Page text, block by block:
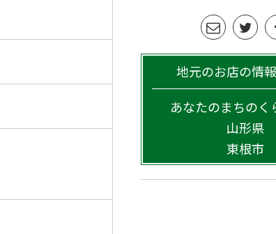
地元のお店の情
あなたのまちのく
山形県
東根市